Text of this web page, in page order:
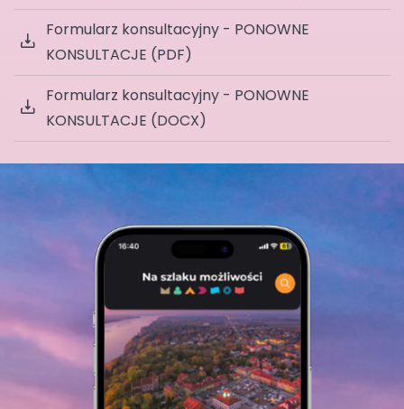
Formularz konsultacyjny - PONOWNE
KONSULTACJE (PDF)
Formularz konsultacyjny - PONOWNE
KONSULTACJE (DOCX)